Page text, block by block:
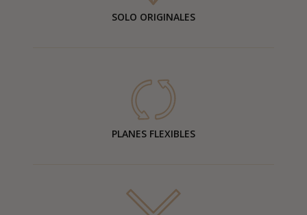
SOLO ORIGINALES
PLANES FLEXIBLES